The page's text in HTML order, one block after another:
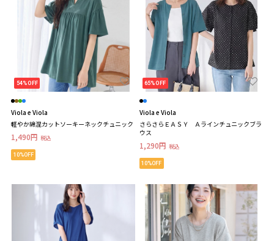
54%OFF
Viola e Viola
軽やか綿混カットソーキーネックチュニック
1,490円 税込
10%OFF
65%OFF
Viola e Viola
さらさらＥＡＳＹ Ａラインチュニックブラ
ウス
1,290円 税込
10%OFF